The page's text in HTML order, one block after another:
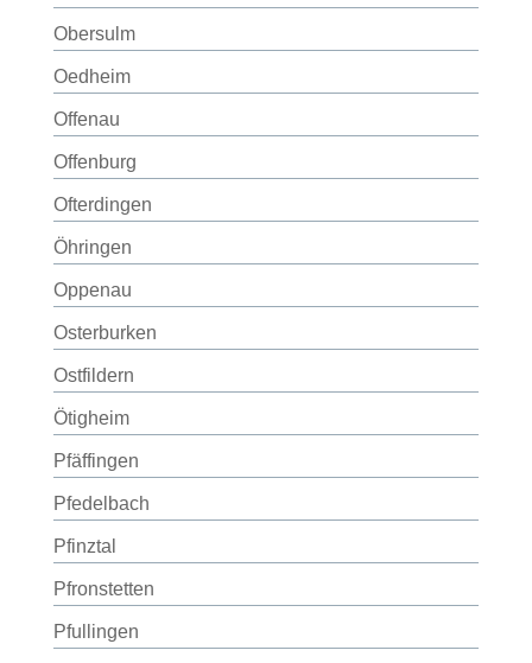
Obersulm
Oedheim
Offenau
Offenburg
Ofterdingen
Öhringen
Oppenau
Osterburken
Ostfildern
Ötigheim
Pfäffingen
Pfedelbach
Pfinztal
Pfronstetten
Pfullingen